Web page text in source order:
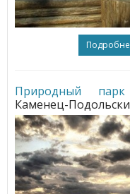
Природный
Каменец-